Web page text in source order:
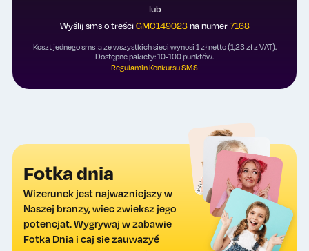
lub
Wyślij sms o treściGMC149023na numer7168
Koszt jednego sms-a ze wszystkich sieci wynosi 1 zł netto (1,23 zł z VAT).
Dostępne pakiety: 10-100 punktów.
Regulamin Konkursu SMS
Fotka dnia
Wizerunek jest najwazniejszy w
Naszej branzy, wiec zwieksz jego
potencjat. Wygrywaj w zabawie
Fotka Dnia i caj sie zauwazyé